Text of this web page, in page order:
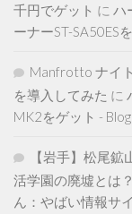
千円でゲット に ハ
ーナーST-SA50ES
Manfrotto ナイ
を導入してみた に
MK2をゲット -
【岩手】松尾
活学園の廃墟とは
ん：やばい情報サ